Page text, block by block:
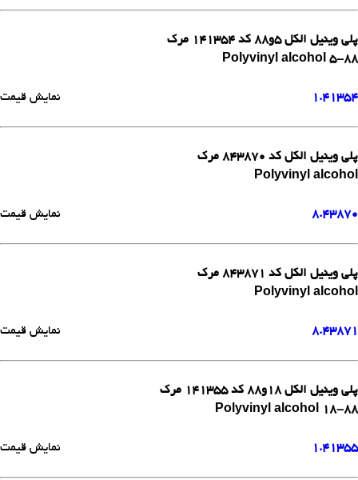
پلی وینیل الکل 5و88 کد 141354 مرک
Polyvinyl alcohol 5-88
1.41354 نمایش قیمت
پلی وینیل الکل کد 843870 مرک
Polyvinyl alcohol
8.43870 نمایش قیمت
پلی وینیل الکل کد 843871 مرک
Polyvinyl alcohol
8.43871 نمایش قیمت
پلی وینیل الکل 18و88 کد 141355 مرک
Polyvinyl alcohol 18-88
1.41355 نمایش قیمت